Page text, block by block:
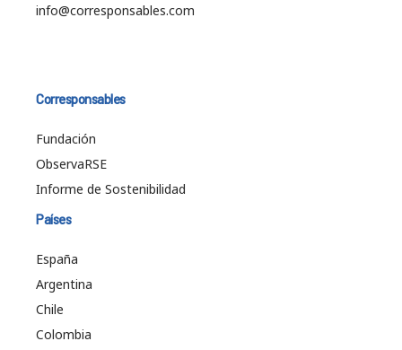
info@corresponsables.com
Corresponsables
Fundación
ObservaRSE
Informe de Sostenibilidad
Países
España
Argentina
Chile
Colombia